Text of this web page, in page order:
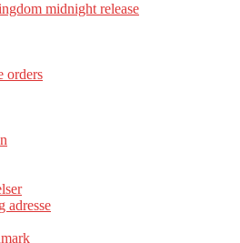
midnight release
orders
adresse